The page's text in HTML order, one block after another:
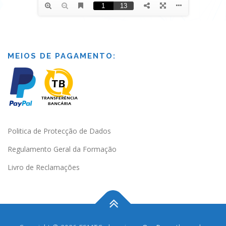
MEIOS DE PAGAMENTO:
Politica de Protecção de Dados
Regulamento Geral da Formação
Livro de Reclamações